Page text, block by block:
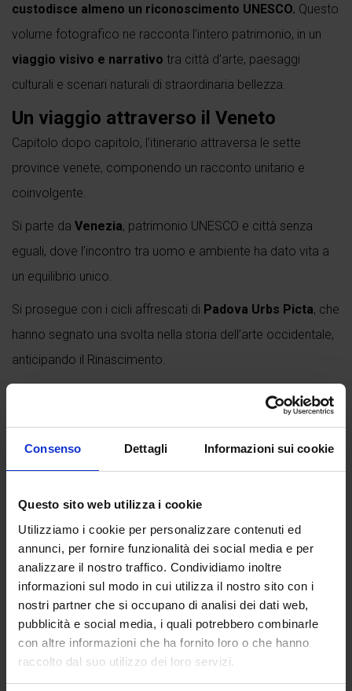
Consenso Dettagli Informazioni sui cookie
Questo sito web utilizza i cookie
Utilizziamo i cookie per personalizzare contenuti ed
annunci, per fornire funzionalità dei social media e per
analizzare il nostro traffico. Condividiamo inoltre
informazioni sul modo in cui utilizza il nostro sito con i
nostri partner che si occupano di analisi dei dati web,
pubblicità e social media, i quali potrebbero combinarle
con altre informazioni che ha fornito loro o che hanno
raccolto dal suo utilizzo dei loro servizi.
custodisce almeno un riconoscimento UNESCO. Questo
volume fotografico ne racconta l’intero patrimonio, in un
viaggio visivo e narrativo tra città d’arte, paesaggi
culturali e scenari naturali di straordinaria bellezza.
Un viaggio attraverso il Veneto
Capitolo dopo capitolo, l’itinerario attraversa le sette
province venete, componendo un racconto unitario e
coinvolgente.
Si parte da Venezia, patrimonio UNESCO e città senza
eguali, dove l’incontro tra uomo e ambiente ha dato vita a
un equilibrio unico.
Si prosegue con i cicli affrescati di Padova Urbs Picta, che
hanno segnato una svolta nella storia dell’arte occidentale,
anticipando il Rinascimento.
Il viaggio continua tra i Colli Euganei e le città murate, per
Conegliano
Valdobbiadene Prosecco Superiore DOCG
, riconosciute
come paesaggio culturale Patrimonio dell’Umanità.
AVerona, città UNESCO, la stratificazione di epoche
diverse racconta oltre duemila anni di storia urbana, mentre
Vicenza e le villecelebrano l’ingegno di Andrea Palladio,
con architetture che hanno influenzato il mondo.
Lo sguardo...
Continua a leggere